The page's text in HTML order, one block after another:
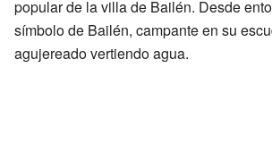
popular de la villa de Bailén. Desde
símbolo de Bailén, campante en su
agujereado vertiendo agua.